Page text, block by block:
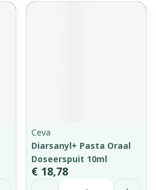
Ceva
Diarsanyl+ Pasta Oraal
Doseerspuit 10ml
€ 18,78
Aantal